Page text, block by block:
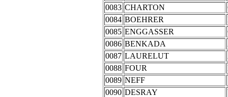
0083 CHARTON
0084 BOEHRER
0085 ENGGASSER
0086 BENKADA
0087 LAURELUT
0088 FOUR
0089 NEFF
0090 DESRAY